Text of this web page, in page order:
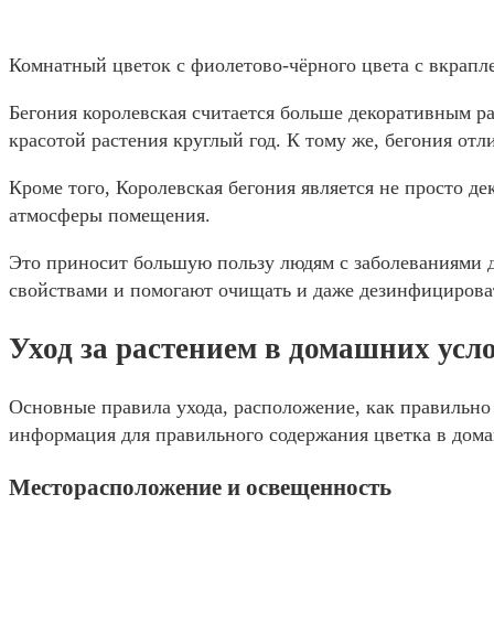
Комнатный цветок с фиолетово-чёрного цвета с
Бегония королевская считается больше декоративным
красотой растения круглый год. К тому же, бегония
Кроме того, Королевская бегония является не просто
атмосферы помещения.
Это приносит большую пользу людям с
свойствами и помогают очищать и даже
Уход за растением в домашних
Основные правила ухода, расположение, как
информация для правильного содержания цветка в
Месторасположение и освещенность